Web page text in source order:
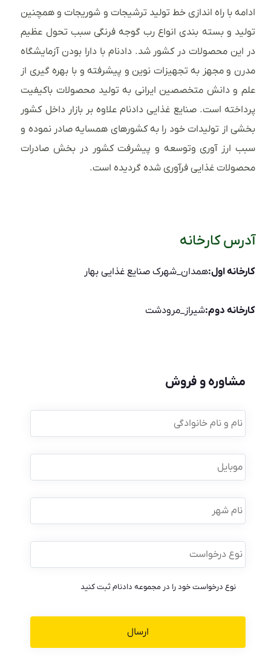
ادامه با راه اندازی خط تولید ترشیجات و شوریجات و همچنین
تولید و بسته بندی انواع رب گوجه فرنگی سبب تحول عظیم
در این محصولات در کشور شد. دادنام با دارا بودن آزمایشگاه
مدرن و مجهز به تجهیزات نوین و پیشرفته و با بهره گیری از
علم و دانش متخصصین ایرانی به تولید محصولات باکیفیت
پرداخته است. صنایع غذایی دادنام علاوه بر بازار داخل کشور
بخشی از تولیدات خود را به کشورهای همسایه صادر نموده و
سبب ارز آوری وتوسعه و پیشرفت کشور در بخش صادرات
محصولات غذایی فرآوری شده گردیده است.
آدرس کارخانه
کارخانه اول:همدان_شهرک صنایع غذایی بهار
کارخانه دوم:شیراز_مرودشت
مشاوره و فروش
نام
و
نام
موبایل *
نام
شهر
نوع
درخواست *
نوع درخواست خود را در مجموعه دادنام ثبت کنید